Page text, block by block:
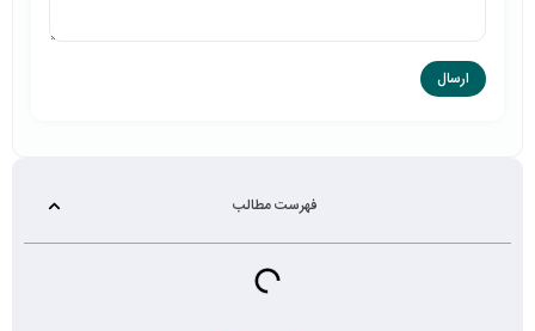
فهرست مطالب